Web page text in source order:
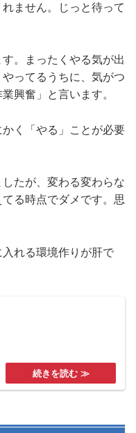
ません。じっと待って
。まったくやる気が出
ってるうちに、気がつ
興奮」と言います。
かく「やる」ことが必要
たが、変わる変わらな
る時点でダメです。思
れる環境作りが肝で